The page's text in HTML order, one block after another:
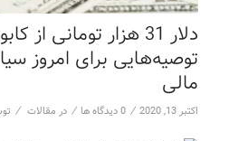
دلار 31 هزار تومانی
توصیه‌هایی برای امروز
مالی
اکتبر 13, 2020 / 0 دیدگاه ها / در مقالات /